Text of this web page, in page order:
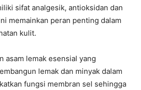
sifat analgesik, antioksidan dan
memainkan peran penting dalam
kulit.
asam lemak esensial yang
lemak dan minyak dalam
fungsi membran sel sehingga